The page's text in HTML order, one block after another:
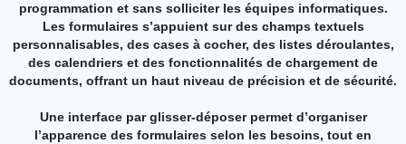
programmation et sans solliciter les équipes informatiques.
Les formulaires s’appuient sur des champs textuels
personnalisables, des cases à cocher, des listes déroulantes,
des calendriers et des fonctionnalités de chargement de
documents, offrant un haut niveau de précision et de sécurité.
Une interface par glisser-déposer permet d’organiser
l’apparence des formulaires selon les besoins, tout en